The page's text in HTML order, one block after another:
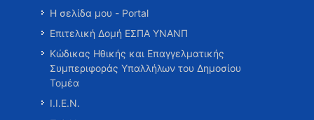
Η σελίδα μου - Portal
Επιτελική Δομή ΕΣΠΑ ΥΝΑΝΠ
Κώδικας Ηθικής και Επαγγελματικής
Συμπεριφοράς Υπαλλήλων του Δημοσίου
Τομέα
Ι.Ι.Ε.Ν.